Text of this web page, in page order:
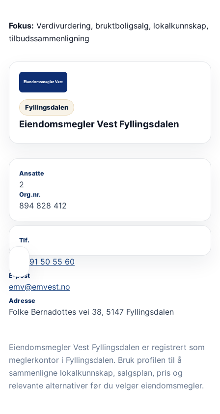
Fokus: Verdivurdering, bruktboligsalg, lokalkunnskap,
tilbudssammenligning
Fyllingsdalen
Eiendomsmegler Vest Fyllingsdalen
Ansatte
2
Org.nr.
894 828 412
Tlf.
91 50 55 60
E-post
emv@emvest.no
Adresse
Folke Bernadottes vei 38, 5147 Fyllingsdalen
Eiendomsmegler Vest Fyllingsdalen er registrert som
meglerkontor i Fyllingsdalen. Bruk profilen til å
sammenligne lokalkunnskap, salgsplan, pris og
relevante alternativer før du velger eiendomsmegler.